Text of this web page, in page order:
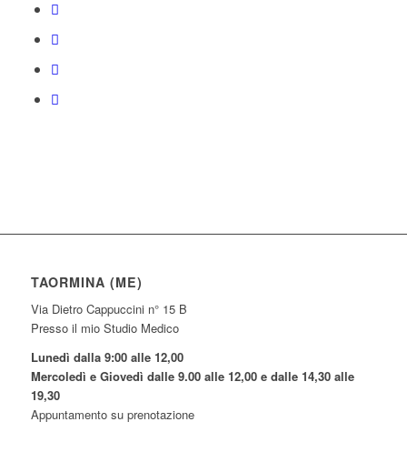
TAORMINA (ME)
Via Dietro Cappuccini n° 15 B
Presso il mio Studio Medico
Lunedì dalla 9:00 alle 12,00
Mercoledì e Giovedì dalle 9.00 alle 12,00 e dalle 14,30 alle
19,30
Appuntamento su prenotazione